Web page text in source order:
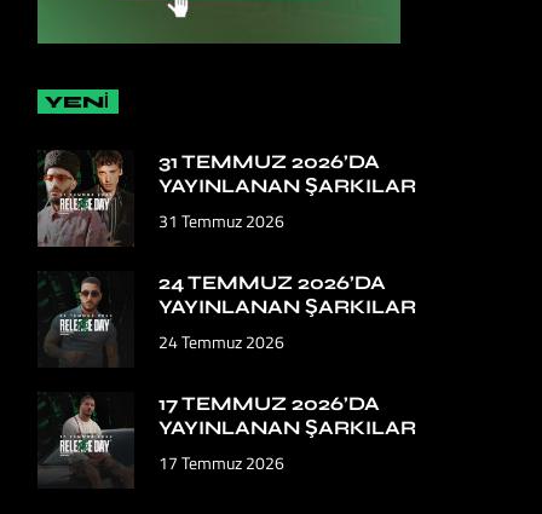
YENİ
31 TEMMUZ 2026’DA
YAYINLANAN ŞARKILAR
31 Temmuz 2026
24 TEMMUZ 2026’DA
YAYINLANAN ŞARKILAR
24 Temmuz 2026
17 TEMMUZ 2026’DA
YAYINLANAN ŞARKILAR
17 Temmuz 2026